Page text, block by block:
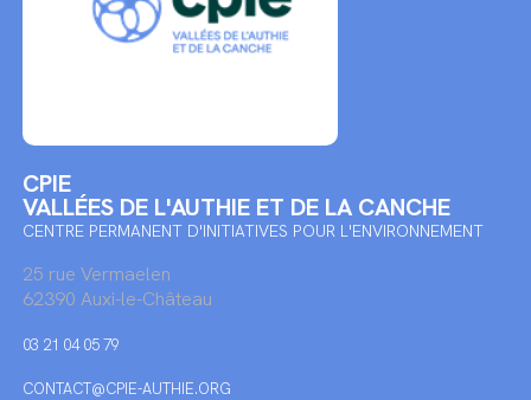
CPIE
VALLÉES DE L'AUTHIE ET DE LA CANCHE
CENTRE PERMANENT D'INITIATIVES POUR L'ENVIRONNEMENT
25 rue Vermaelen
62390 Auxi-le-Château
03 21 04 05 79
CONTACT@CPIE-AUTHIE.ORG